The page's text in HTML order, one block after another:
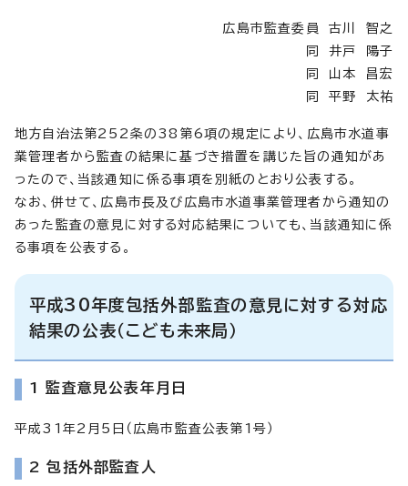
広島市監査委員 古川 智之
同 井戸 陽子
同 山本 昌宏
同 平野 太祐
地方自治法第252条の38第6項の規定により、広島市水道事
業管理者から監査の結果に基づき措置を講じた旨の通知があ
ったので、当該通知に係る事項を別紙のとおり公表する。
なお、併せて、広島市長及び広島市水道事業管理者から通知の
あった監査の意見に対する対応結果についても、当該通知に係
る事項を公表する。
平成30年度包括外部監査の意見に対する対応
結果の公表（こども未来局）
1 監査意見公表年月日
平成31年2月5日（広島市監査公表第1号）
2 包括外部監査人